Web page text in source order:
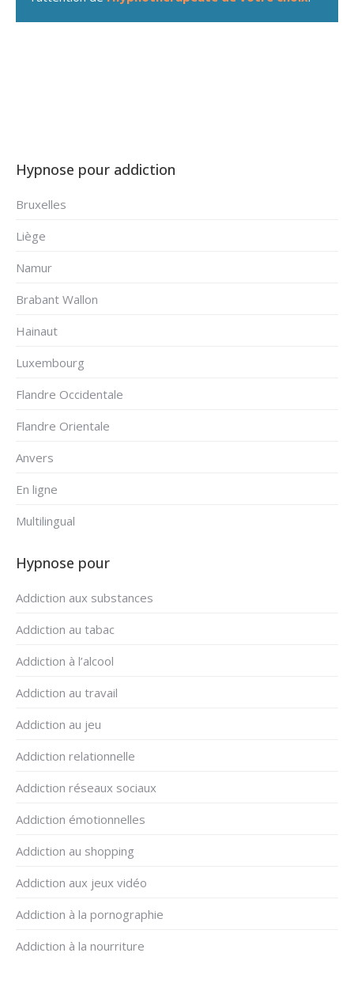
Hypnose pour addiction
Bruxelles
Liège
Namur
Brabant Wallon
Hainaut
Luxembourg
Flandre Occidentale
Flandre Orientale
Anvers
En ligne
Multilingual
Hypnose pour
Addiction aux substances
Addiction au tabac
Addiction à l’alcool
Addiction au travail
Addiction au jeu
Addiction relationnelle
Addiction réseaux sociaux
Addiction émotionnelles
Addiction au shopping
Addiction aux jeux vidéo
Addiction à la pornographie
Addiction à la nourriture